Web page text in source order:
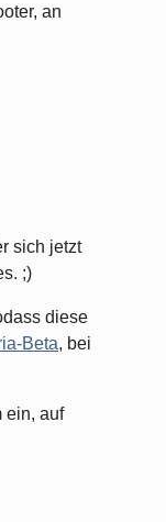
an
sich jetzt
;)
diese
Beta, bei
ein, auf